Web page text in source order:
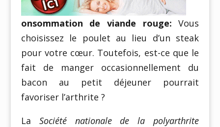
onsommation de viande rouge: Vous
choisissez le poulet au lieu d’un steak
pour votre cœur. Toutefois, est-ce que le
fait de manger occasionnellement du
bacon au petit déjeuner pourrait
favoriser l’arthrite ?
La Société nationale de la polyarthrite